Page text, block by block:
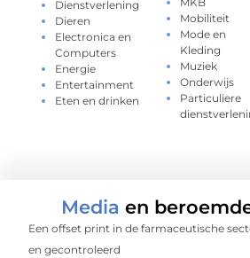
Dienstverlening
Dieren
Electronica en
Computers
Energie
Entertainment
Eten en drinken
Mobiliteit
Mode en
Kleding
Muziek
Onderwijs
Particuliere
Media en
Een offset print in de farmaceutische
en gecontroleerd